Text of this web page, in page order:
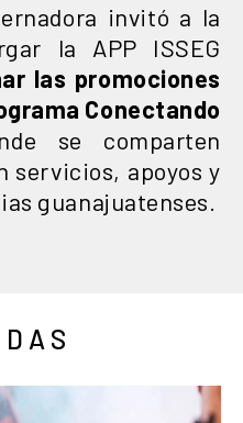
invitó a la
la APP ISSEG
las promociones
Conectando
se comparten
servicios, apoyos y
guanajuatenses.